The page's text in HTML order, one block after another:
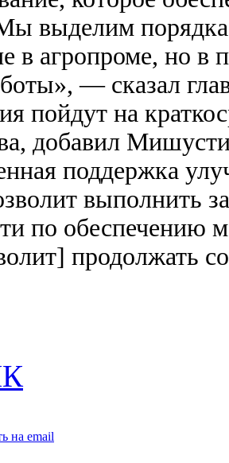
выделим
в агропроме, но в
— сказал
пойдут на
добавил
поддержка
выполнить
по
продолжать
на email